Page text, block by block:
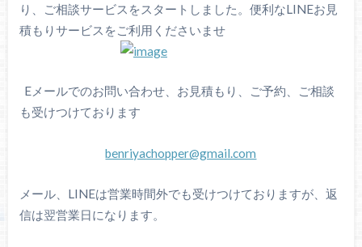
り、ご相談サービスをスタートしました。便利なLINEお見
積もりサービスをご利用くださいませ
Eメールでのお問い合わせ、お見積もり、ご予約、ご相談
も受けつけております
benriyachopper@gmail.com
メール、LINEは営業時間外でも受けつけておりますが、返
信は翌営業日になります。